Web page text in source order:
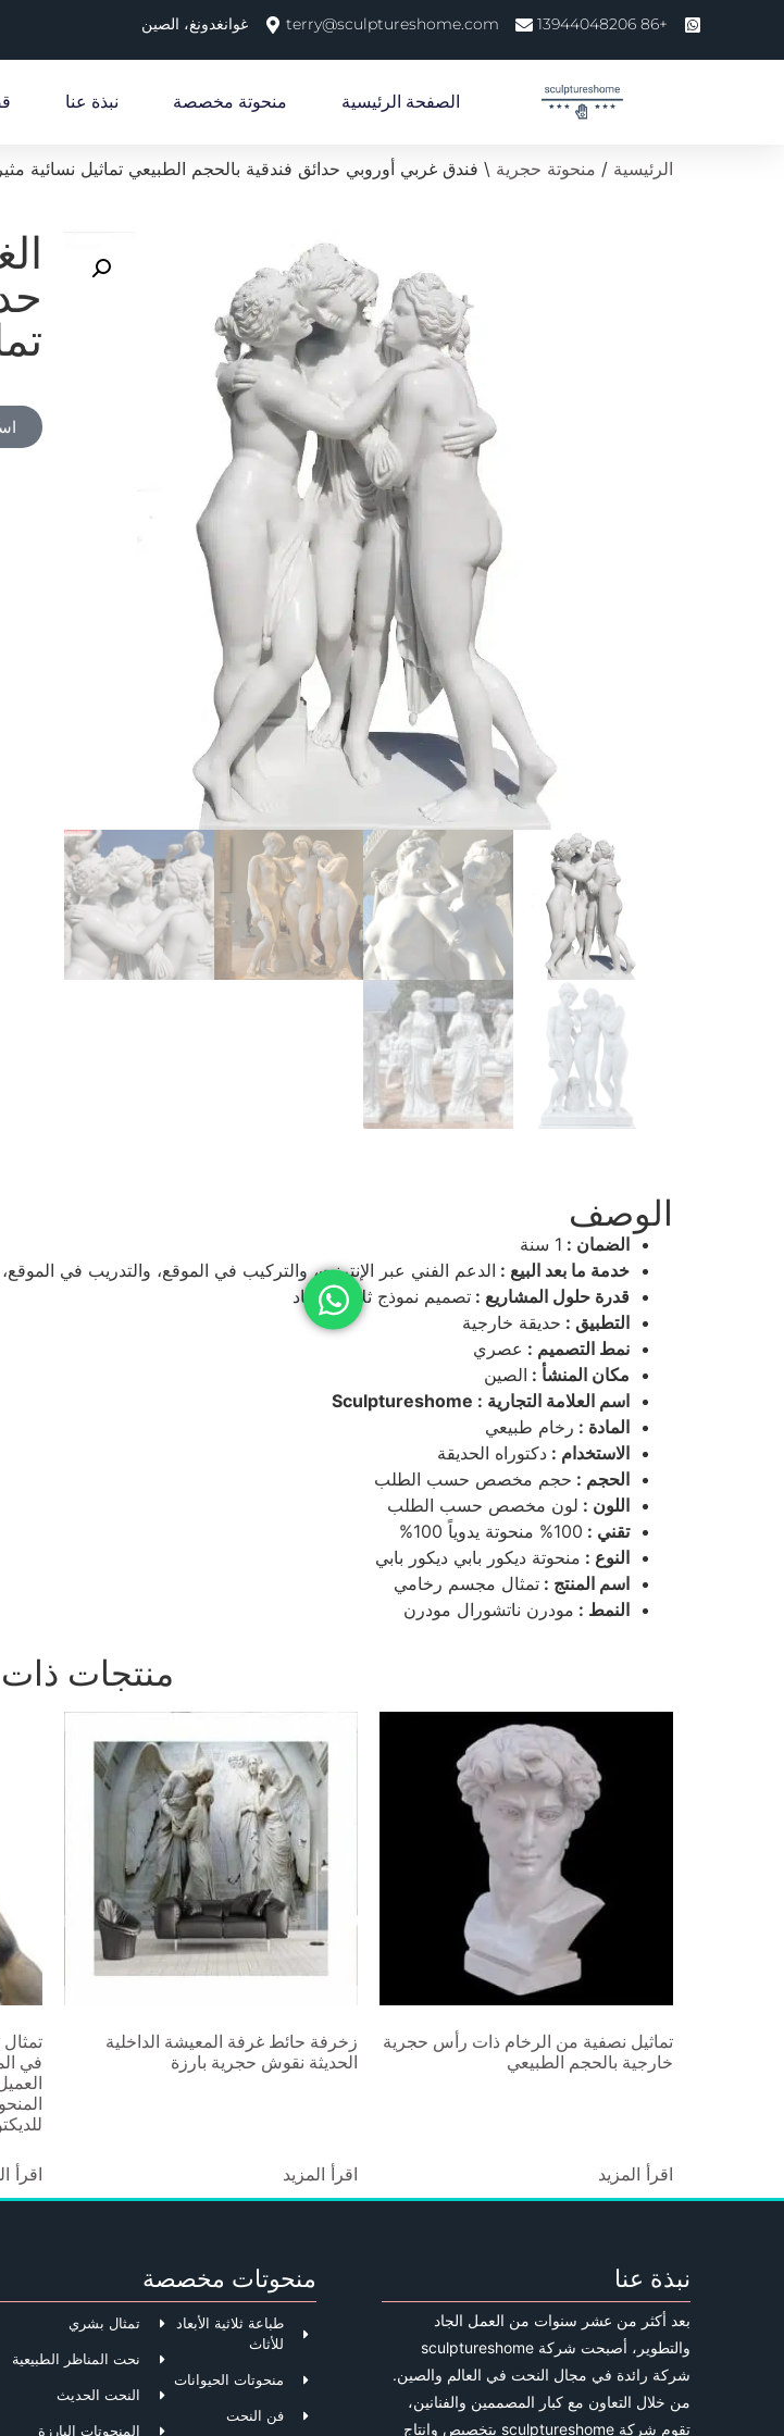
+86 13944048206
terry@sculptureshome.com غوانغدونغ، الصين
الصفحة الرئيسية منحوتة مخصصة نبذة عنا
الرئيسية / منحوتة حجرية \ فندق غربي أوروبي حدائق فندقية بالحجم الطبيعي تماثيل نسائية
الوصف
الضمان : 1 سنة
خدمة ما بعد البيع : الدعم الفني عبر الإنترنت، والتركيب في الموقع، والتدريب في
قدرة حلول المشاريع : تصميم نموذج ثلاثي الأبعاد
التطبيق : حديقة خارجية
نمط التصميم : عصري
مكان المنشأ : الصين
اسم العلامة التجارية : Sculptureshome
المادة : رخام طبيعي
الاستخدام : دكتوراه الحديقة
الحجم : حجم مخصص حسب الطلب
اللون : لون مخصص حسب الطلب
تقني : 100% منحوتة يدوياً 100%
النوع : منحوتة ديكور بابي ديكور بابي
اسم المنتج : تمثال مجسم رخامي
النمط : مودرن ناتشورال مودرن
منتجات
تماثيل نصفية من الرخام ذات رأس حجرية
خارجية بالحجم الطبيعي
اقرأ المزيد
زخرفة حائط غرفة المعيشة الداخلية
الحديثة نقوش حجرية بارزة
اقرأ المزيد
في
اقرأ
نبذة عنا
بعد أكثر من عشر سنوات من العمل الجاد
والتطوير، أصبحت شركة sculptureshome
شركة رائدة في مجال النحت في العالم والصين.
من خلال التعاون مع كبار المصممين والفنانين،
تقوم شركة sculptureshome بتخصيص وإنتاج
منحوتات مخصصة
طباعة ثلاثية الأبعاد
للأثاث
منحوتات الحيوانات
فن النحت
تمثال بشري
نحت المناظر الطبيعية
النحت الحديث
المنحوتات البارزة